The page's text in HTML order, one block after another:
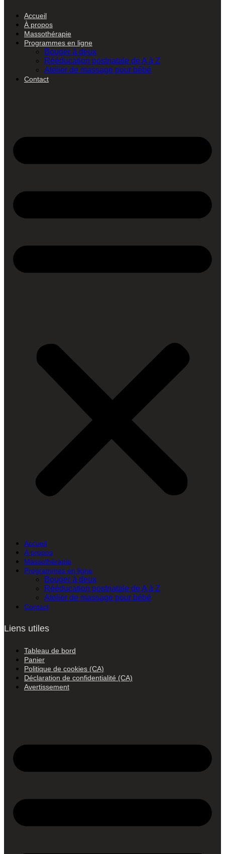
Accueil
À propos
Massothérapie
Programmes en ligne
Bouger à deux
Rééducation postnatale de A à Z
Atelier de massage pour bébé
Contact
Accueil
À propos
Massothérapie
Programmes en ligne
Bouger à deux
Rééducation postnatale de A à Z
Atelier de massage pour bébé
Contact
Liens utiles
Tableau de bord
Panier
Politique de cookies (CA)
Déclaration de confidentialité (CA)
Avertissement